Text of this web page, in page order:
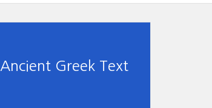
Ancient Greek Text